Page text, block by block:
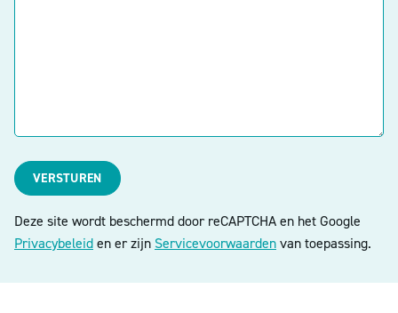
VERSTUREN
Deze site wordt beschermd door reCAPTCHA en het Google
Privacybeleiden er zijn Servicevoorwaardenvan toepassing.